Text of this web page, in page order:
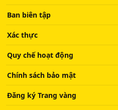
Ban biên tập
Xác thực
Quy chế hoạt động
Chính sách bảo mật
Đăng ký Trang vàng